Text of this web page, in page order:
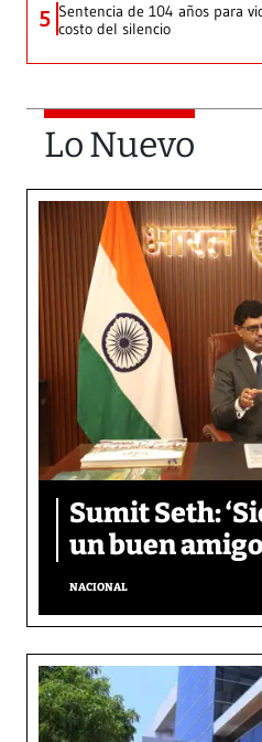
5 Sentencia de 104 años para
costo del silencio
Lo Nuevo
Sumit Seth:
un buen amigo
NACIONAL